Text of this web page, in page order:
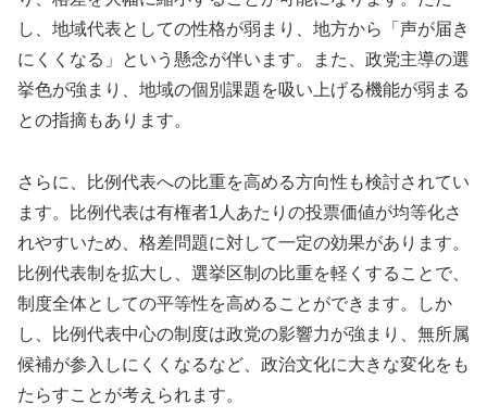
し、地域代表としての性格が弱まり、地方から「声が届き
にくくなる」という懸念が伴います。また、政党主導の選
挙色が強まり、地域の個別課題を吸い上げる機能が弱まる
との指摘もあります。
さらに、比例代表への比重を高める方向性も検討されてい
ます。比例代表は有権者1人あたりの投票価値が均等化さ
れやすいため、格差問題に対して一定の効果があります。
比例代表制を拡大し、選挙区制の比重を軽くすることで、
制度全体としての平等性を高めることができます。しか
し、比例代表中心の制度は政党の影響力が強まり、無所属
候補が参入しにくくなるなど、政治文化に大きな変化をも
たらすことが考えられます。